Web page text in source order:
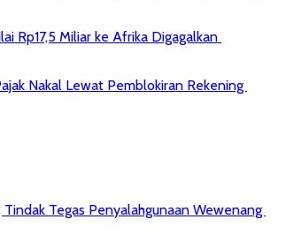
Rp17,5 Miliar ke Afrika Digagalkan
Nakal Lewat Pemblokiran Rekening
Tegas Penyalahgunaan Wewenang